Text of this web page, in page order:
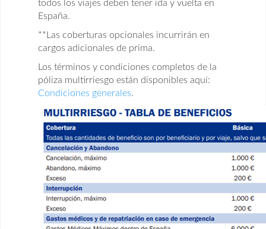
todos los viajes deben tener ida y vuelta en
España.
**Las coberturas opcionales incurrirán en
cargos adicionales de prima.
Los términos y condiciones completos de la
póliza multirriesgo están disponibles aquí:
Condiciones generales.